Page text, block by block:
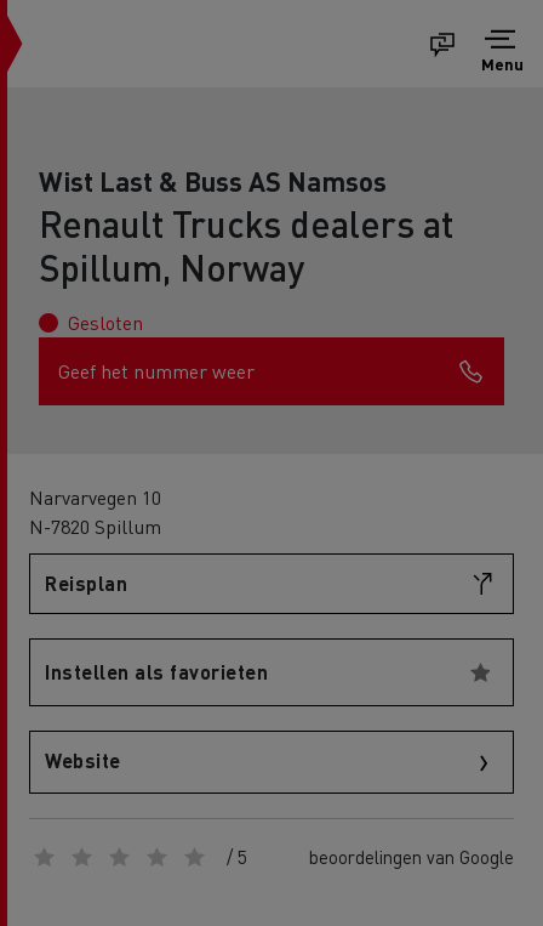
Menu
Wist Last & Buss AS Namsos
Renault Trucks dealers at
Spillum, Norway
Gesloten
Geef het nummer weer
Narvarvegen 10
N-7820 Spillum
Reisplan
Instellen als favorieten
Website
/ 5 beoordelingen van Google